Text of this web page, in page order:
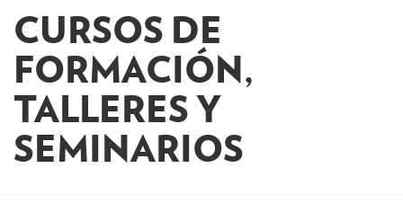
Formación
Equipo
Otros Servicios
CURSOS DE
FORMACIÓN,
TALLERES Y
SEMINARIOS